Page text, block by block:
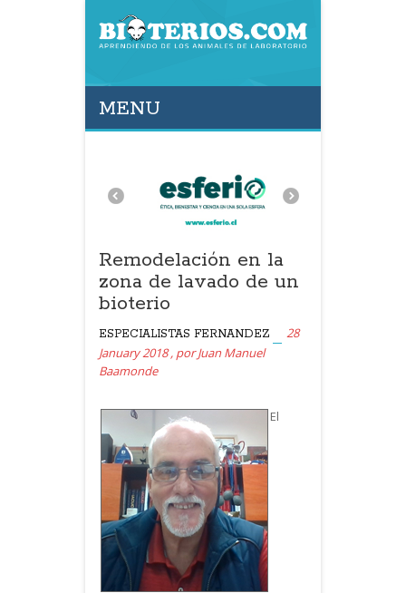
MENU
Remodelación en la
zona de lavado de un
bioterio
ESPECIALISTAS FERNANDEZ
28
January 2018 , porJuan Manuel
Baamonde
El